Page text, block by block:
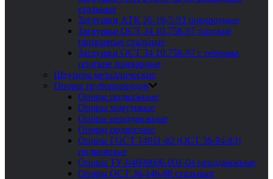
стальные
Заглушки АТК 26-18-5-93 поворотные
Заглушки ОСТ 34 10.758-97 плоские
приварные стальные
Заглушки ОСТ 34 10.759-97 с ребрами
плоские приварные
Штуцера металлические
Опоры трубопроводов
Опоры подвижные
Опоры хомутовые
Опоры неподвижные
Опоры подвесные
Опоры ГОСТ 14911-82 (ОСТ 36-94-83)
подвижные
Опоры ТУ-04698606-001-04 неподвижные
Опоры ОСТ 36-146-88 стальных